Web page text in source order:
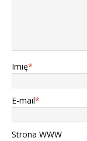
Imię*
E-mail*
Strona WWW